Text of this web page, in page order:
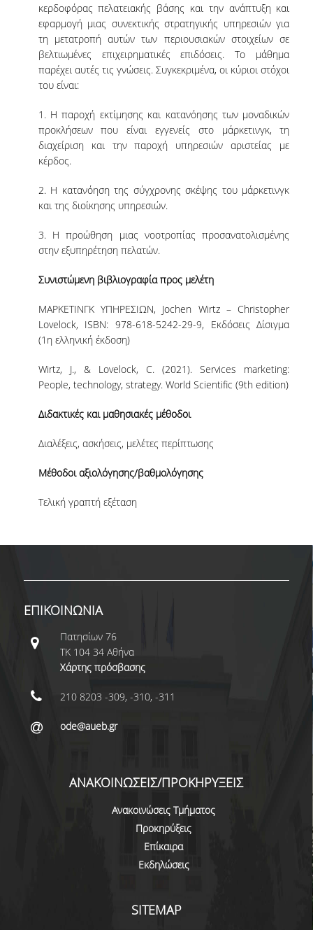
ΠΙΝΑΚΑΣ ΔΙΔΑΚΤΟΡΩΝ
ΔΙΑΣΦΑΛΙΣΗ ΠΟΙΟΤΗΤΑΣ
ΠΟΛΙΤΙΚΗ ΠΟΙΟΤΗΤΑΣ
ΠΙΣΤΟΠΟΙΗΣΗ
ΑΠΟ ΠΡΟΠΤΥΧΙΑΚΟΥΣ ΦΟΙΤΗΤΕΣ
ΕΚΘΕΣΕΙΣ ΕΞΩΤΕΡΙΚΗΣ
ΜΟ.ΔΙ.Π.
ΕΡΕΥΝΑ
ΕΡΓΑΣΤΗΡΙΑ
ΝΕΑ
ΑΝΑΚΟΙΝΩΣΕΙΣ
ΠΡΟΚΗΡΥΞΕΙΣ
ΠΡΟΚΗΡΥΞΕΙΣ ΑΠΟΚΤΗΣΗΣ ΑΚΑΔΗΜΑΪΚΗΣ
ΕΠΙΚΟΙΝΩΝΙΑ
κερδοφόρας πελατειακής βάσης και την ανάπτυξη και
εφαρμογή μιας συνεκτικής στρατηγικής υπηρεσιών για
τη μετατροπή αυτών των περιουσιακών στοιχείων σε
βελτιωμένες επιχειρηματικές επιδόσεις. Το μάθημα
παρέχει αυτές τις γνώσεις. Συγκεκριμένα, οι κύριοι στόχοι
του είναι:
1. Η παροχή εκτίμησης και κατανόησης των μοναδικών
προκλήσεων που είναι εγγενείς στο μάρκετινγκ, τη
διαχείριση και την παροχή υπηρεσιών αριστείας με
κέρδος.
2. Η κατανόηση της σύγχρονης σκέψης του μάρκετινγκ
και της διοίκησης υπηρεσιών.
3. Η προώθηση μιας νοοτροπίας προσανατολισμένης
στην εξυπηρέτηση πελατών.
Συνιστώμενη βιβλιογραφία προς μελέτη
ΜΑΡΚΕΤΙΝΓΚ ΥΠΗΡΕΣΙΩΝ, Jochen Wirtz – Christopher
Lovelock, ISBN: 978-618-5242-29-9, Εκδόσεις Δίσιγμα
(1 ηελληνική έκδοση)
Wirtz, J., & Lovelock, C. (2021). Services marketing:
People, technology, strategy. World Scientific (9thedition)
Διδακτικές και μαθησιακές μέθοδοι
Διαλέξεις, ασκήσεις, μελέτες περίπτωσης
Μέθοδοι αξιολόγησης/βαθμολόγησης
Τελική γραπτή εξέταση
ΕΠΙΚΟΙΝΩΝΙΑ
Πατησίων 76
ΤΚ 104 34 Αθήνα
Χάρτης πρόσβασης
210 8203 -309, -310, -311
ode@aueb.gr
ΑΝΑΚΟΙΝΩΣΕΙΣ/ΠΡΟΚΗΡΥΞΕΙΣ
Ανακοινώσεις Τμήματος
Προκηρύξεις
Επίκαιρα
Εκδηλώσεις
SITEMAP